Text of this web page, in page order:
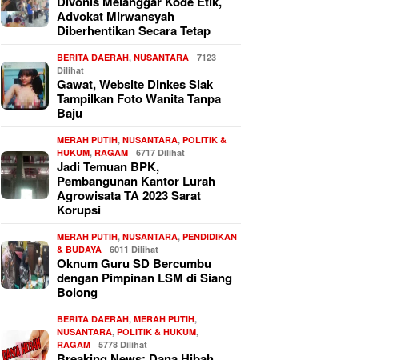
Advokat Mirwansyah
Diberhentikan Secara Tetap
BERITA DAERAH,NUSANTARA
7123
Dilihat
Gawat, Website Dinkes Siak
Tampilkan Foto Wanita Tanpa
Baju
MERAH PUTIH,NUSANTARA,POLITIK &
HUKUM,RAGAM 6717 Dilihat
Jadi Temuan BPK,
Pembangunan Kantor Lurah
Agrowisata TA 2023 Sarat
Korupsi
MERAH PUTIH,NUSANTARA,PENDIDIKAN
& BUDAYA
6011 Dilihat
Oknum Guru SD Bercumbu
dengan Pimpinan LSM di Siang
Bolong
BERITA DAERAH,MERAH PUTIH,
NUSANTARA,POLITIK & HUKUM,
RAGAM
5778 Dilihat